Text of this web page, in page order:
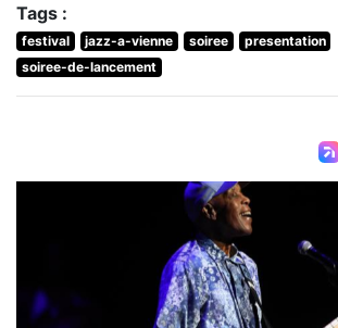
Tags :
festival jazz-a-vienne soiree
presentation
soiree-de-lancement